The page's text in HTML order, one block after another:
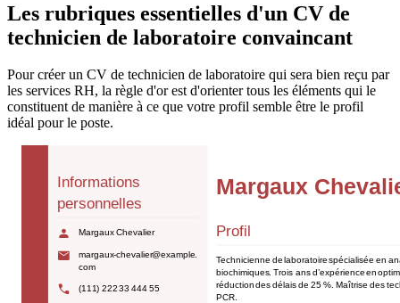
Les rubriques essentielles d'un CV de
technicien de laboratoire convaincant
Pour créer un CV de technicien de laboratoire qui sera bien reçu par
les services RH, la règle d'or est d'orienter tous les éléments qui le
constituent de manière à ce que votre profil semble être le profil
idéal pour le poste.